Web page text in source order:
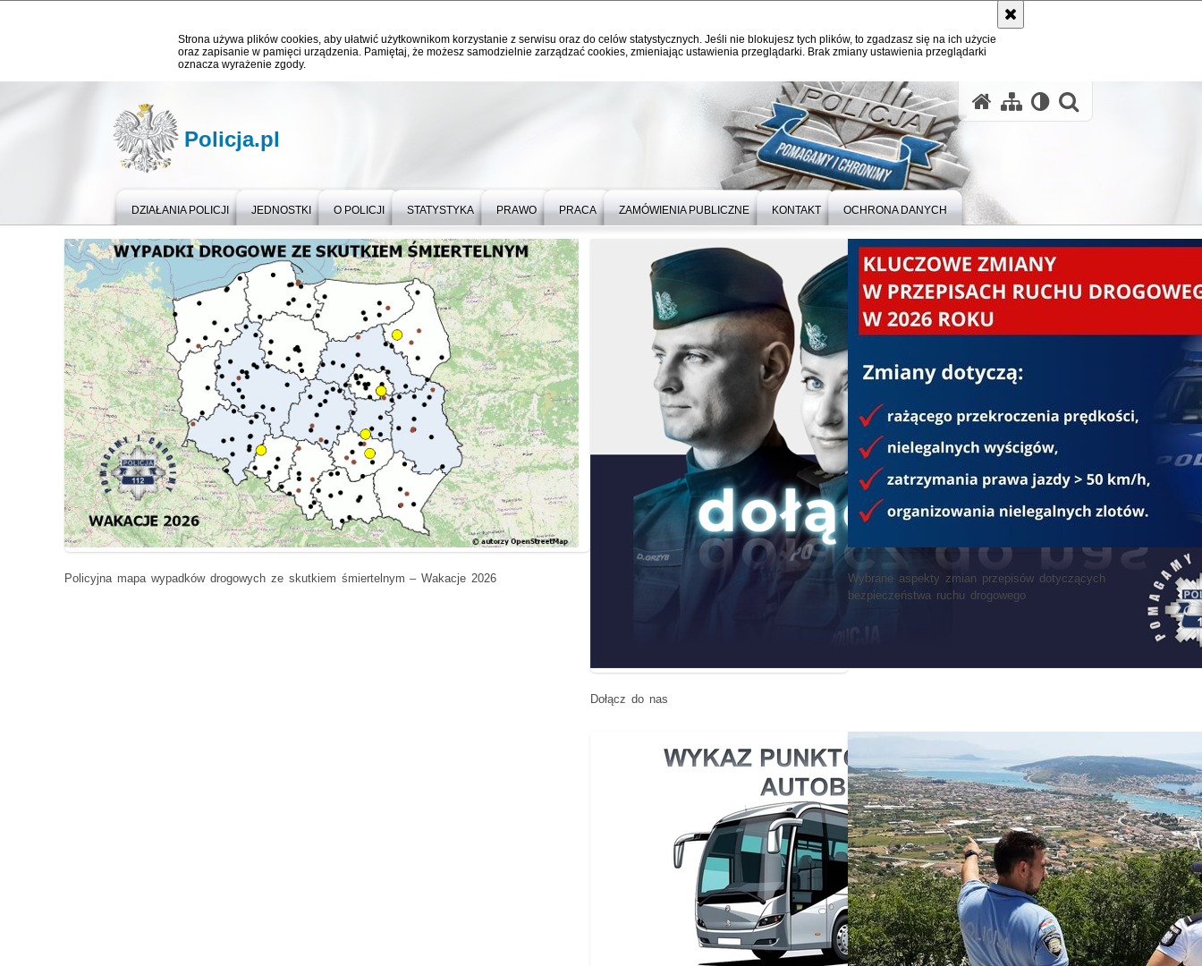
Strona używa plików cookies, aby ułatwić użytkownikom korzystanie z serwisu oraz do celów statystycznych. Jeśli nie blokujesz tych plików, to zgadzasz się na ich użycie
oraz zapisanie w pamięci urządzenia. Pamiętaj, że możesz samodzielnie zarządzać cookies, zmieniając ustawienia przeglądarki. Brak zmiany ustawienia przeglądarki
oznacza wyrażenie zgody.
Policja.pl
DZIAŁANIA POLICJI JEDNOSTKI O POLICJI STATYSTYKA PRAWO PRACA ZAMÓWIENIA PUBLICZNE KONTAKT OCHRONA DANYCH
Ważne informacje
Policyjna mapa wypadków drogowych ze skutkiem śmiertelnym – Wakacje 2026
Dołącz do nas
Wybrane aspekty zmian przepisów dotyczących
bezpieczeństwa ruchu drogowego